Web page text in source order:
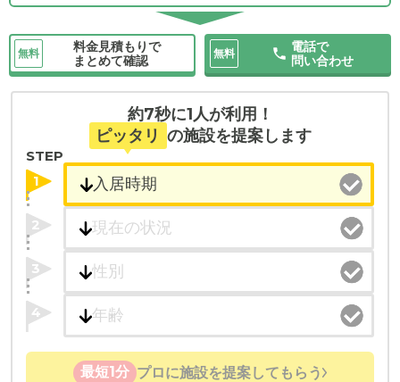
無料
料金見積もりで
まとめて確認
無料
電話で
問い合わせ
約7秒に1人が利用！
ピッタリ の施設を提案します
STEP
1
2
3
4
最短1分 プロに施設を提案してもらう